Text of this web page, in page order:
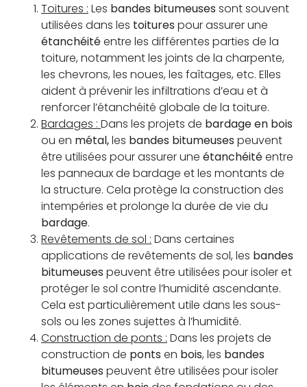
Toitures : Les bandes bitumeuses sont souvent
utilisées dans les toitures pour assurer une
étanchéitéentre les différentes parties de la
toiture, notamment les joints de la charpente,
les chevrons, les noues, les faîtages, etc. Elles
aident à prévenir les infiltrations d’eau et à
renforcer l’étanchéité globale de la toiture.
Bardages : Dans les projets de bardage en bois
ou en métal,les bandes bitumeuses peuvent
être utilisées pour assurer une étanchéitéentre
les panneaux de bardage et les montants de
la structure. Cela protège la construction des
intempéries et prolonge la durée de vie du
bardage.
Revêtements de sol : Dans certaines
applications de revêtements de sol, les bandes
bitumeuses peuvent être utilisées pour isoler et
protéger le sol contre l’humidité ascendante.
Cela est particulièrement utile dans les sous-
sols ou les zones sujettes à l’humidité.
Construction de ponts : Dans les projets de
construction de ponts en bois, les bandes
bitumeuses peuvent être utilisées pour isoler